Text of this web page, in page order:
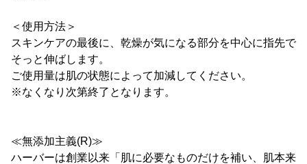
＜使用方法＞
スキンケアの最後に、乾燥が気になる部分を中心に指先で
そっと伸ばします。
ご使用量は肌の状態によって加減してください。
※なくなり次第終了となります。
≪無添加主義(R)≫
ハーバーは創業以来「肌に必要なものだけを補い、肌本来